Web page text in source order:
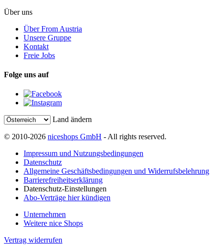
Über uns
Über From Austria
Unsere Gruppe
Kontakt
Freie Jobs
Folge uns auf
Land ändern
© 2010-2026 niceshops GmbH - All rights reserved.
Impressum und Nutzungsbedingungen
Datenschutz
Allgemeine Geschäftsbedingungen und Widerrufsbelehrung
Barrierefreiheitserklärung
Datenschutz-Einstellungen
Abo-Verträge hier kündigen
Unternehmen
Weitere nice Shops
Vertrag widerrufen